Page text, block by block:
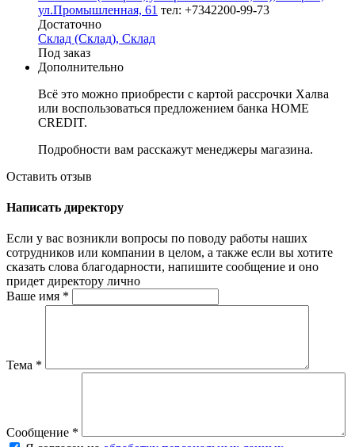
ул.Промышленная, 61 тел: +7342200-99-73
Достаточно
Склад (Склад), Склад
Под заказ
Дополнительно
Всё это можно приобрести с картой рассрочки Халва
или воспользоваться предложением банка HOME
CREDIT.
Подробности вам расскажут менеджеры магазина.
Оставить отзыв
Написать директору
Если у вас возникли вопросы по поводу работы наших
сотрудников или компании в целом, а также если вы хотите
сказать слова благодарности, напишите сообщение и оно
придет директору лично
Ваше имя *
Тема *
Сообщение *